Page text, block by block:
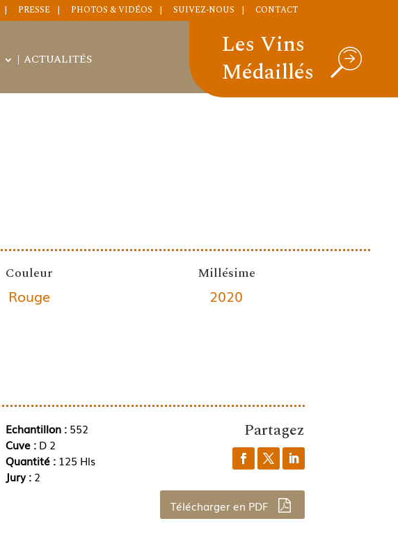
PRESSE PHOTOS & VIDÉOS SUIVEZ-NOUS CONTACT
ACTUALITÉS
Les Vins
Médaillés
Couleur
Rouge
Millésime
2020
Echantillon :552
Cuve : D 2
Quantité : 125 Hls
Jury : 2
Partagez
Télécharger en PDF